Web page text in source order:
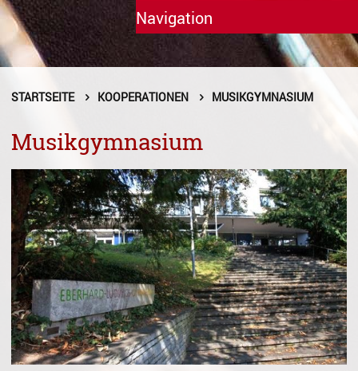
Navigation
Unterricht
Fächer A - Z
Dirigieren
Elementare Musikpädagogik
Feldenkrais
Gesang
Instrumentenkarussell
Komposition
STARTSEITE KOOPERATIONEN MUSIKGYMNASIUM
Musikgymnasium